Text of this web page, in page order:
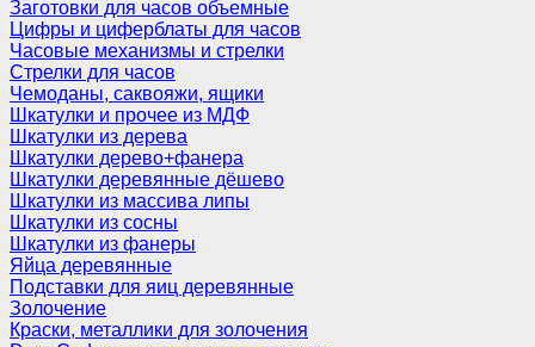
Заготовки для часов объемные
Цифры и циферблаты для часов
Часовые механизмы и стрелки
Стрелки для часов
Чемоданы, саквояжи, ящики
Шкатулки и прочее из МДФ
Шкатулки из дерева
Шкатулки дерево+фанера
Шкатулки деревянные дёшево
Шкатулки из массива липы
Шкатулки из сосны
Шкатулки из фанеры
Яйца деревянные
Подставки для яиц деревянные
Золочение
Краски, металлики для золочения